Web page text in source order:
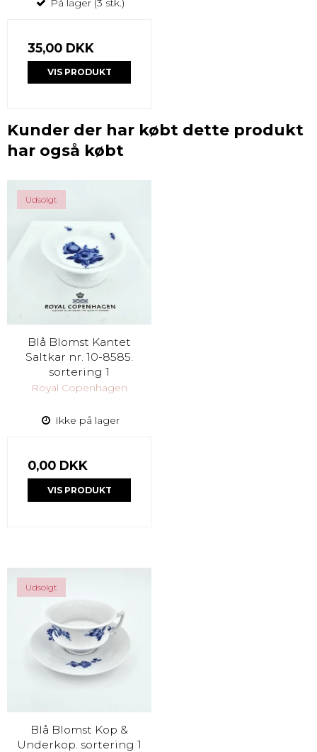
På lager (3 stk.)
35,00 DKK
VIS PRODUKT
Kunder der har købt dette produkt
har også købt
Udsolgt
Blå Blomst Kantet
Saltkar nr. 10-8585.
sortering 1
Royal Copenhagen
Ikke på lager
0,00 DKK
VIS PRODUKT
Udsolgt
Blå Blomst Kop &
Underkop. sortering 1